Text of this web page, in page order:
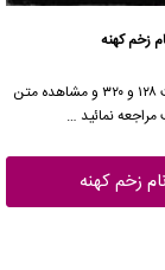
زخم کهنه
با کیفیت ۱۲۸ و ۳۲۰ و مشاهده متن
نمائید …
زخم کهنه